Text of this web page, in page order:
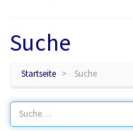
Suche
Startseite Suche